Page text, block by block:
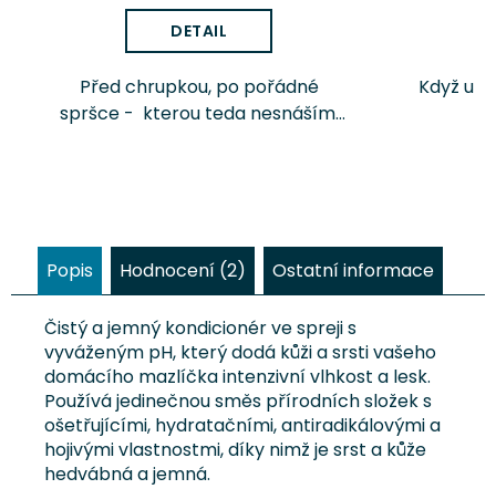
DETAIL
Před chrupkou, po pořádné
spršce - kterou teda nesnáším,
Když už
Popis Hodnocení (2) Ostatní informace
Čistý a jemný kondicionér ve spreji s
vyváženým pH, který dodá kůži a srsti vašeho
domácího mazlíčka intenzivní vlhkost a lesk.
Používá jedinečnou směs přírodních složek s
ošetřujícími, hydratačními, antiradikálovými a
hojivými vlastnostmi, díky nimž je srst a kůže
hedvábná a jemná.